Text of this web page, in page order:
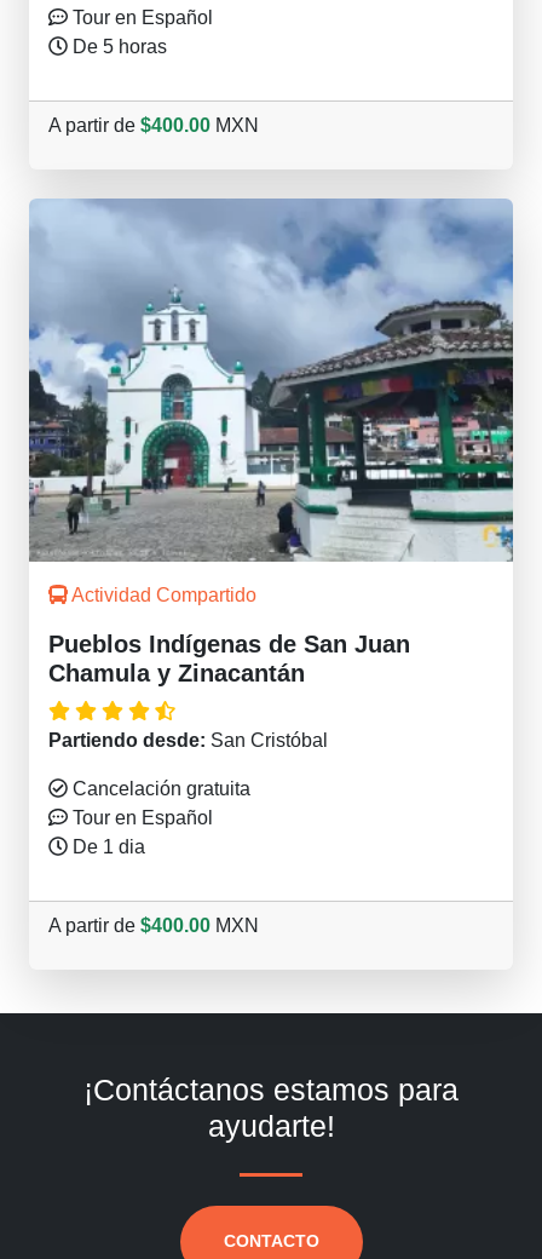
Tour en Español
De 5 horas
A partir de $400.00 MXN
Actividad Compartido
Pueblos Indígenas de San Juan
Chamula y Zinacantán
Partiendo desde: San Cristóbal
Cancelación gratuita
Tour en Español
De 1 dia
A partir de $400.00 MXN
¡Contáctanos estamos para
ayudarte!
CONTACTO